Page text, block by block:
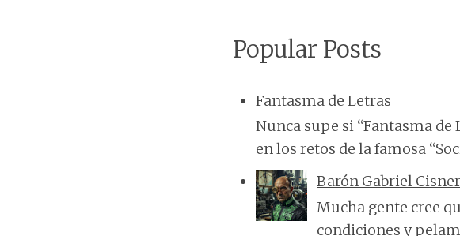
Popular Posts
Fantasma de Letras
Nunca supe si “Fantasma
en los retos de la famosa
Barón Gabriel
Mucha gente cree
condiciones y